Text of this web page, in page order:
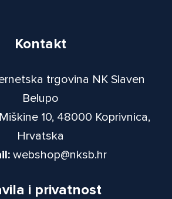
Kontakt
trgovina NK Slaven
Belupo
10, 48000 Koprivnica,
Hrvatska
webshop@nksb.hr
i privatnost